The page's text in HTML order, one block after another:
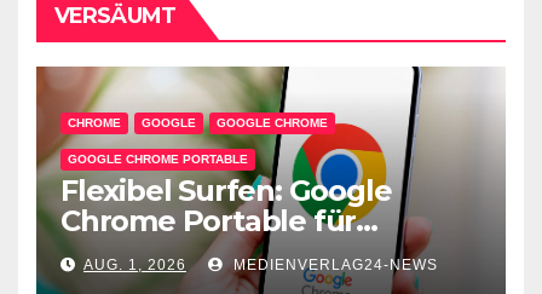
VERSÄUMT
CHROME GOOGLE GOOGLE CHROME
GOOGLE CHROME PORTABLE
Flexibel Surfen: Google
Chrome Portable für
unterwegs
AUG. 1, 2026 MEDIENVERLAG24-NEWS